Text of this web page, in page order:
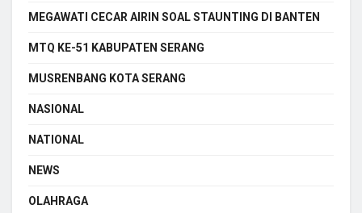
MEGAWATI CECAR AIRIN SOAL STAUNTING DI BANTEN
MTQ KE-51 KABUPATEN SERANG
MUSRENBANG KOTA SERANG
NASIONAL
NATIONAL
NEWS
OLAHRAGA